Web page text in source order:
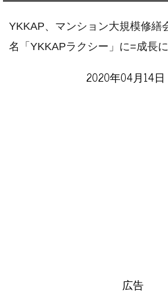
YKKAP、マンション大規模修繕
名「YKKAPラクシー」に=成長
2020年04月14日
広告